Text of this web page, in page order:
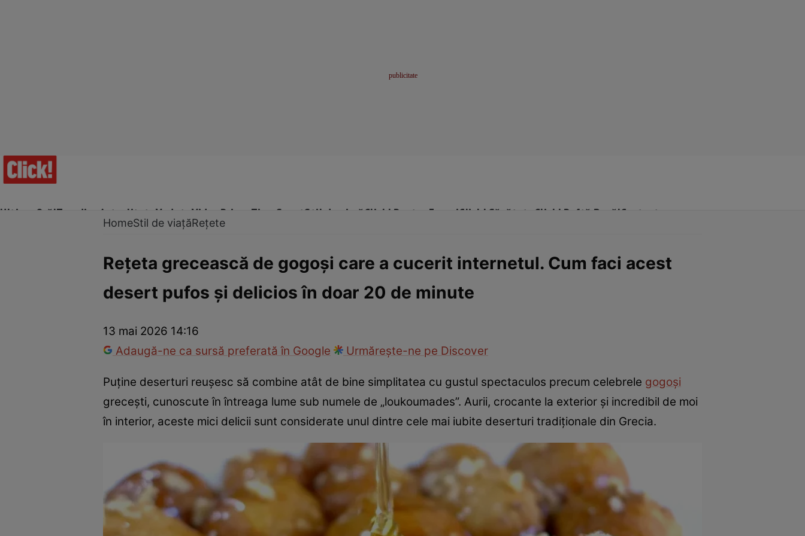
Ultima Oră!Trending Actualitate Vedete Video Prime Time SportStil de viațăClick! Pentru FemeiClick! Sănătate Click! Poftă Bună!Contact
Dragoste și SexEvenimenteHoroscopRețete culinare Travel
HomeStil de viațăRețete
Rețeta grecească de gogoși care a cucerit internetul. Cum faci acest
desert pufos și delicios în doar 20 de minute
13 mai 2026 14:16
Adaugă-ne ca sursă preferată în Google
Urmărește-ne pe Discover
Puține deserturi reușesc să combine atât de bine simplitatea cu gustul spectaculos precum celebrele gogoși
grecești, cunoscute în întreaga lume sub numele de „loukoumades”. Aurii, crocante la exterior și incredibil de moi
în interior, aceste mici delicii sunt considerate unul dintre cele mai iubite deserturi tradiționale din Grecia.